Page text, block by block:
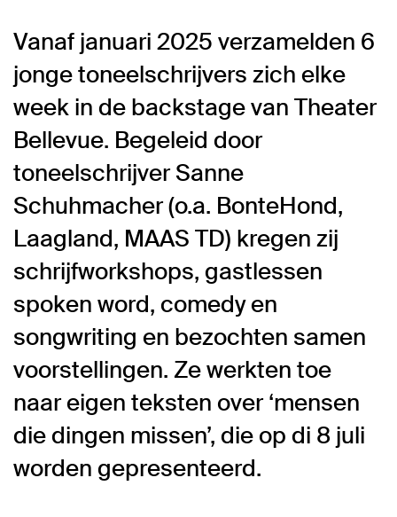
Vanaf januari 2025 verzamelden 6
jonge toneelschrijvers zich elke
week in de backstage van Theater
Bellevue. Begeleid door
toneelschrijver Sanne
Schuhmacher (o.a. BonteHond,
Laagland, MAAS TD) kregen zij
schrijfworkshops, gastlessen
spoken word, comedy en
songwriting en bezochten samen
voorstellingen. Ze werkten toe
naar eigen teksten over ‘mensen
die dingen missen’, die op di 8 juli
worden gepresenteerd.